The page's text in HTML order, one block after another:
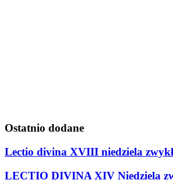
Ostatnio dodane
Lectio divina XVIII niedziela
LECTIO DIVINA XIV Niedziela